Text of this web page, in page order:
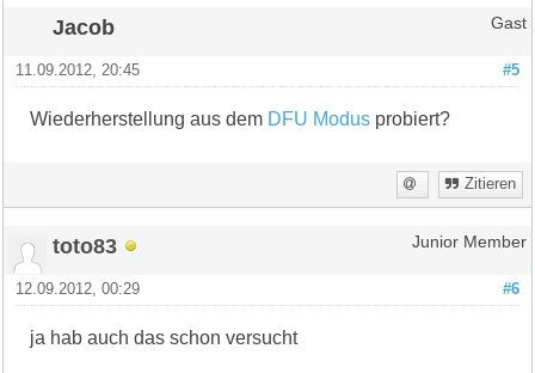
Jacob Gast
#5
11.09.2012, 20:45
Wiederherstellung aus dem DFU Modus probiert?
Zitieren
toto83 Junior Member
#6
12.09.2012, 00:29
ja hab auch das schon versucht